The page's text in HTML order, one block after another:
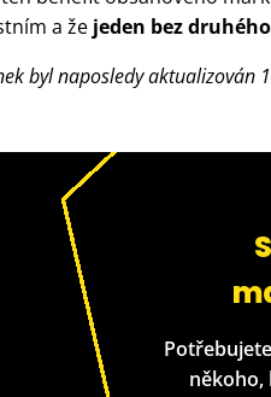
a že jeden bez
byl naposledy aktualizován
někoho,